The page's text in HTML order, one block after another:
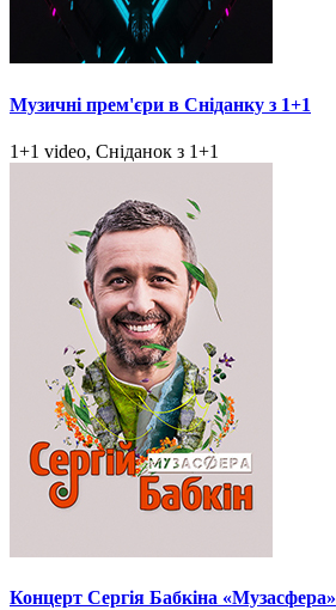
Музичні прем'єри в Сніданку з 1+1
1+1 video, Сніданок з 1+1
Концерт Сергія Бабкіна «Музасфера»